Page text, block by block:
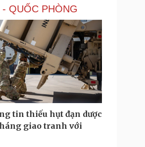
Chứng khoán
Giá cà phê
Công nghệ
Sành điệu
Tin Công nghệ
Trải nghiệm
Chuyển đổi số
Podcast
Câu chuyện thời sự
QUỐC PHÒNG
tin thiếu hụt đạn dược
giao tranh với